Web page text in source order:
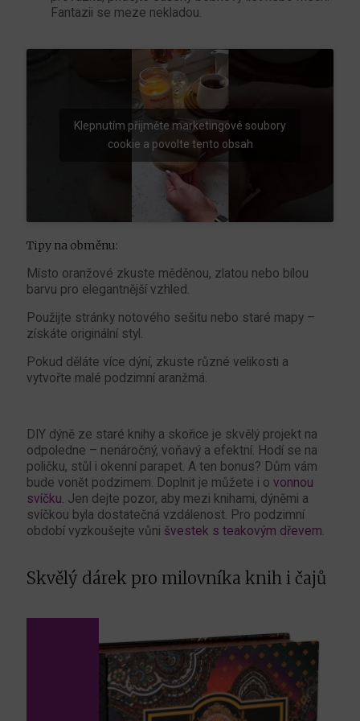
Fantazii se meze nekladou.
Klepnutím přijměte marketingové soubory
cookie a povolte tento obsah
Tipy na obměnu:
Místo oranžové zkuste měděnou, zlatou nebo bílou
barvu pro elegantnější vzhled.
Použijte stránky notového sešitu nebo staré mapy –
získáte originální styl.
Pokud děláte více dýní, zkuste různé velikosti a
vytvořte malé podzimní aranžmá.
DIY dýně ze staré knihy a skořice je skvělý projekt na
odpoledne – nenáročný, voňavý a efektní. Hodí se na
poličku, stůl i okenní parapet. A ten bonus? Dům vám
bude vonět podzimem. Doplnit je můžete i o vonnou
svíčku. Jen dejte pozor, aby mezi knihami, dýněmi a
svíčkou byla dostatečná vzdálenost. Pro podzimní
období vyzkoušejte vůni švestek s teakovým dřevem.
Skvělý dárek pro milovníka knih i čajů